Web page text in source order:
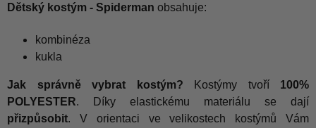
Dětský kostým - Spiderman obsahuje:
kombinéza
kukla
Jak správně vybrat kostým? Kostýmy tvoří 100%
POLYESTER. Díky elastickému materiálu se dají
přizpůsobit. V orientaci ve velikostech kostýmů Vám